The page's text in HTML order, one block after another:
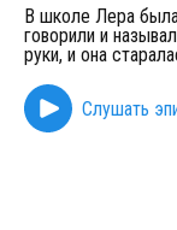
В школе Лера
говорили и
руки, и она
Слушать